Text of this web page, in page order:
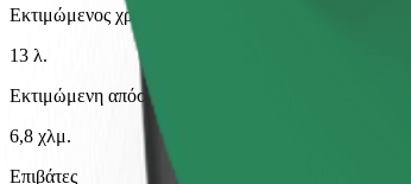
Εκτιμώμενος χρόνος μετακίνησης
13 λ.
Εκτιμώμενη απόσταση
6,8 χλμ.
Επιβάτες